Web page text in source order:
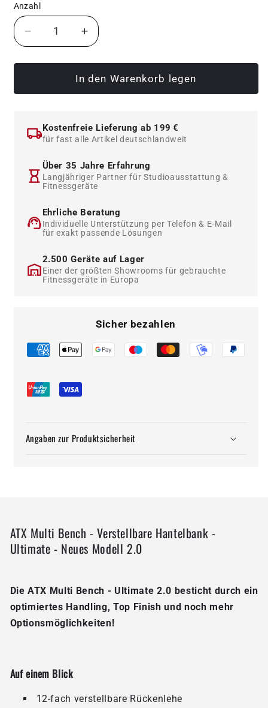
Anzahl
Verringere
die
Menge
ATX
-
2.0
Erhöhe
die
Menge
für
ATX
-
2.0
In den Warenkorb legen
Kostenfreie Lieferung ab 199 €
für fast alle Artikel deutschlandweit
Über 35 Jahre Erfahrung
Langjähriger Partner für Studioausstattung &
Fitnessgeräte
Ehrliche Beratung
Individuelle Unterstützung per Telefon & E-Mail
für exakt passende Lösungen
2.500 Geräte auf Lager
Einer der größten Showrooms für gebrauchte
Fitnessgeräte in Europa
Sicher bezahlen
Angaben zur Produktsicherheit
ATX Multi Bench - Verstellbare Hantelbank -
Ultimate - Neues Modell 2.0
Die ATX Multi Bench - Ultimate 2.0 besticht durch ein
optimiertes Handling, Top Finish und noch mehr
Optionsmöglichkeiten!
Auf einem Blick
12-fach verstellbare Rückenlehe